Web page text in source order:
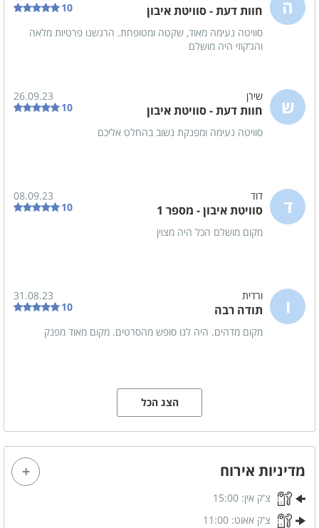
ה חוות דעת - סוויטת איבון
10
סוויטה נעימה מאוד, שקטה ומטופחת. הרגשנו פרטיות מלאה
והג’קוזי היה מושלם
ש שירן
חוות דעת - סוויטת איבון
26.09.23
10
סוויטה נעימה ומפנקת נשוב בהחלט אליכם
ד דוד
סוויטת איבון - מספר 1
08.09.23
10
מקום מושלם הכל היה מצוין
ו ורדית
תודה רבה
31.08.23
10
מקום מדהים. היה לנו סופש מהסרטים. מקום מאוד מפנק
הצג הכל
מדיניות אירוח
צ'ק אין: 15:00
צ'ק אאוט: 11:00